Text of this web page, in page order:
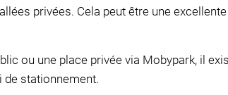
privées. Cela peut être une
ou une place privée via Mobypark, il
stationnement.